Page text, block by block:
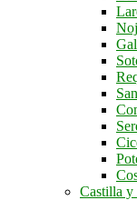
Castilla y